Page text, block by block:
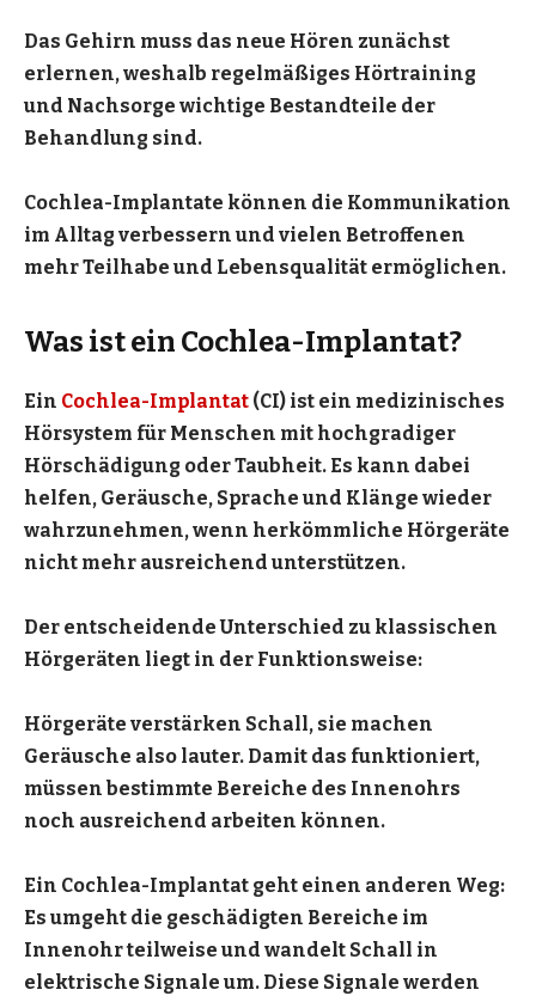
Das Gehirn muss das neue Hören zunächst
erlernen, weshalb regelmäßiges Hörtraining
und Nachsorge wichtige Bestandteile der
Behandlung sind.
Cochlea-Implantate können die Kommunikation
im Alltag verbessern und vielen Betroffenen
mehr Teilhabe und Lebensqualität ermöglichen.
Was ist ein Cochlea-Implantat?
Ein Cochlea-Implantat (CI) ist ein medizinisches
Hörsystem für Menschen mit hochgradiger
Hörschädigung oder Taubheit. Es kann dabei
helfen, Geräusche, Sprache und Klänge wieder
wahrzunehmen, wenn herkömmliche Hörgeräte
nicht mehr ausreichend unterstützen.
Der entscheidende Unterschied zu klassischen
Hörgeräten liegt in der Funktionsweise:
Hörgeräte verstärken Schall, sie machen
Geräusche also lauter. Damit das funktioniert,
müssen bestimmte Bereiche des Innenohrs
noch ausreichend arbeiten können.
Ein Cochlea-Implantat geht einen anderen Weg:
Es umgeht die geschädigten Bereiche im
Innenohr teilweise und wandelt Schall in
elektrische Signale um. Diese Signale werden